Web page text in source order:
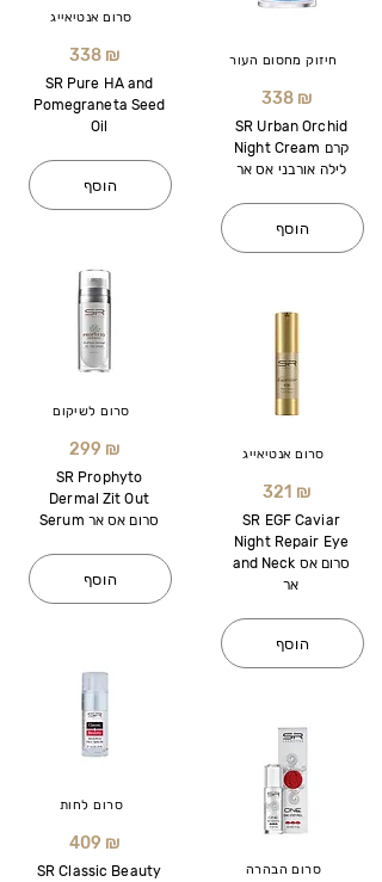
סרום אנטיאייג
338 ₪
SR Pure HA and
Pomegraneta Seed
Oil
הוסף
סרום לשיקום
299 ₪
SR Prophyto
Dermal Zit Out
Serum סרום אס אר
הוסף
סרום לחות
409 ₪
SR Classic Beauty
חיזוק מחסום העור
338 ₪
SR Urban Orchid
Night Cream קרם
לילה אורבני אס אר
הוסף
סרום אנטיאייג
321 ₪
SR EGF Caviar
Night Repair Eye
and Neck סרום אס
אר
הוסף
סרום הבהרה